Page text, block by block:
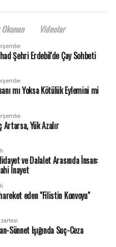
Videolar
Şehri Erdebil'de Çay Sohbeti
mı Yoksa Kötülük Eylemini mi
Artarsa, Yük Azalır
ve Dalalet Arasında İnsan:
İnayet
eden "Filistin Konvoyu"
Sünnet Işığında Suç-Ceza